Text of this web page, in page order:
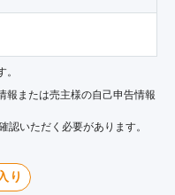
報または売主様の自己申告情報
認いただく必要があります。
り